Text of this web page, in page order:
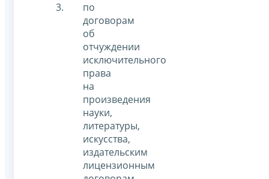
по
договорам
об
отчуждении
исключительного
права
на
произведения
науки,
литературы,
искусства,
издательским
лицензионным